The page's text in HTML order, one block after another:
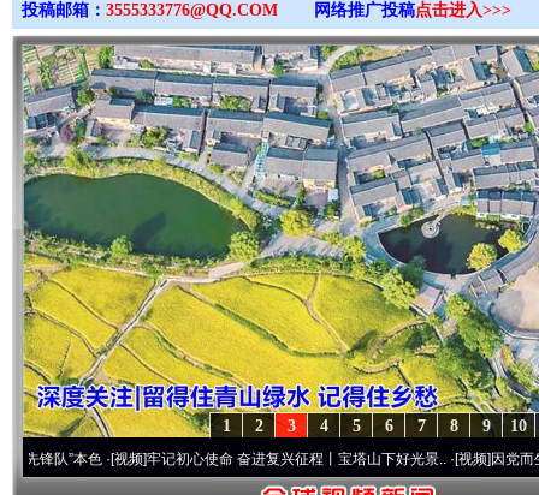
投稿邮箱： 3555333776@QQ.COM 网络推广投稿点击进入>>>
10
9
8
7
6
5
4
3
2
1
·[视频]牢记初心使命 奋进复兴征程丨宝塔山下好光景..·[视频]因党而生 为党而战